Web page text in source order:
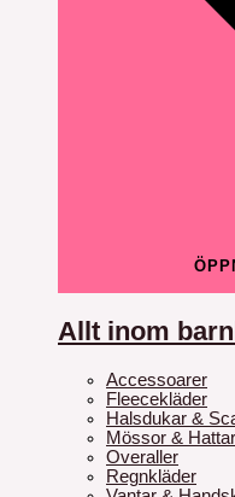
Allt inom
Accessoarer
Fleecekläder
Halsdukar &
Mössor & Hattar
Overaller
Regnkläder